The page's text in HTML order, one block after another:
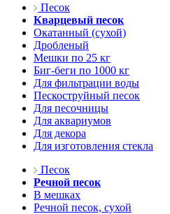
Песок
Кварцевый песок
Окатанный (сухой)
Дробленый
Мешки по 25 кг
Биг-беги по 1000 кг
Для фильтрации воды
Пескоструйный песок
Для песочницы
Для аквариумов
Для декора
Для изготовления стекла
Песок
Речной песок
В мешках
Речной песок, сухой